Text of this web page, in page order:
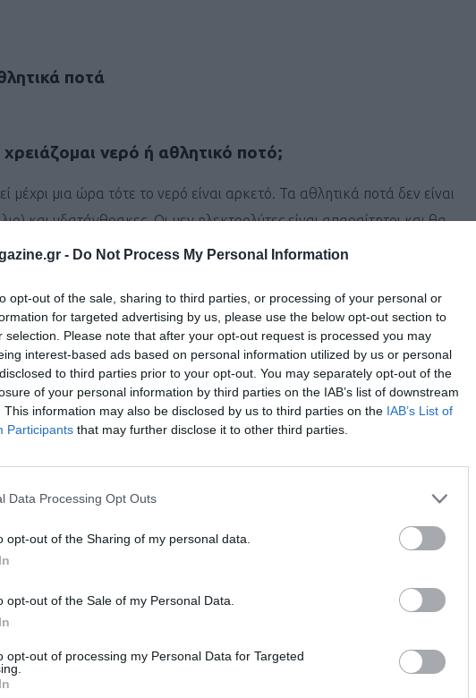
- Do Not Process My Personal Information
opt-out of the sale, sharing to third parties, or processing of your personal or
for targeted advertising by us, please use the below opt-out section to
selection. Please note that after your opt-out request is processed you may
interest-based ads based on personal information utilized by us or personal
to third parties prior to your opt-out. You may separately opt-out of the
of your personal information by third parties on the IAB’s list of downstream
This information may also be disclosed by us to third parties on the IAB’s List of
Participants that may further disclose it to other third parties.
Data Processing Opt Outs
opt-out of the Sharing of my personal data.
opt-out of the Sale of my Personal Data.
opt-out of processing my Personal Data for Targeted
ποτά
νερό ή αθλητικό ποτό;
μια ώρα τότε το νερό είναι αρκετό. Τα αθλητικά ποτά δεν είναι
και υδατάνθρακες. Οι μεν ηλεκτρολύτες είναι απαραίτητοι και θα
έχουμε σημαντικές απώλειες κατά τη διάρκεια της προπόνησης. Βέβαια
απώλειες χρειάζονται αρκετές ώρες προπόνησης γεγονός που μας
αν η άσκηση διαρκεί κάτω από μια ώρα. Η σημαντικότερη διαταραχή
ποτέ σε αγωνίσματα που διαρκούν κάτω από τρεις ώρες.
μειώνει την αθλητική απόδοση και επιφέρει πιο σύντομα την
πριν από μιας ώρας προπόνηση ή αγώνα.
από το νερό για διάρκεια άσκησης κάτω της μιας ώρας είναι όταν: α)
ηλεκτρολυτών ή μυϊκού γλυκογόνου λόγω προηγούμενης έντονης
προπόνηση έτσι ώστε να είναι κάποιος όσο το δυνατόν πιο έτοιμος
την απόδοση;
άνθρακα και είναι το βασικό συστατικό των τριγλυκεριδίων, της
αποτελείται από ένα μόριο γλυκερόλης και τρία ελεύθερα